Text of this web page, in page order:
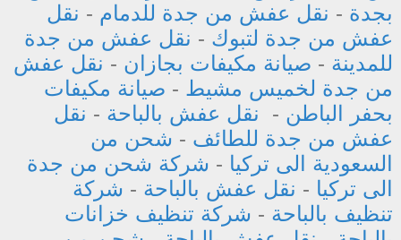
بجدة - نقل عفش من جدة للدمام - نقل
عفش من جدة لتبوك - نقل عفش من جدة
للمدينة - صيانة مكيفات بجازان - نقل عفش
من جدة لخميس مشيط - صيانة مكيفات
بحفر الباطن - نقل عفش بالباحة - نقل
عفش من جدة للطائف - شحن من
السعودية الى تركيا - شركة شحن من جدة
الى تركيا - نقل عفش بالباحة - شركة
تنظيف بالباحة - شركة تنظيف خزانات